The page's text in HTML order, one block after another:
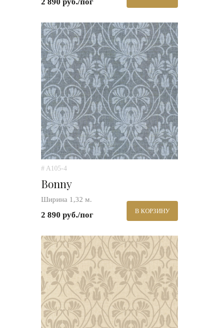
# A105-4
Bonny
Ширина 1,32 м.
2 890 руб./пог В КОРЗИНУ